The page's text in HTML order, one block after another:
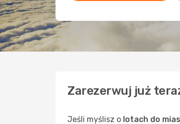
Zarezerwuj już
Jeśli myślisz o lotach do